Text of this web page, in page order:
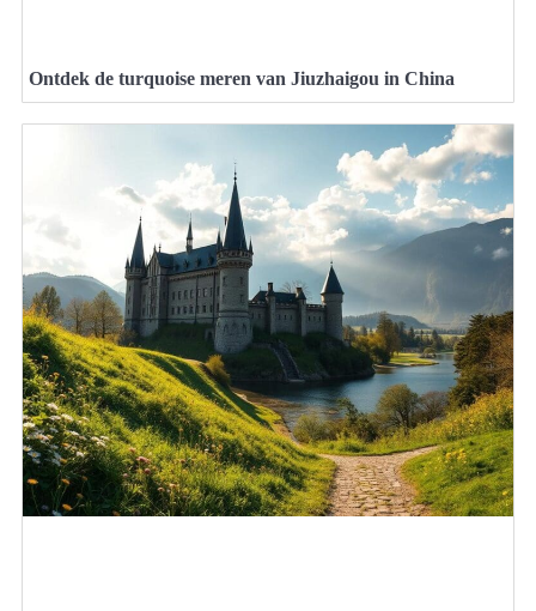
Ontdek de turquoise meren van Jiuzhaigou in China